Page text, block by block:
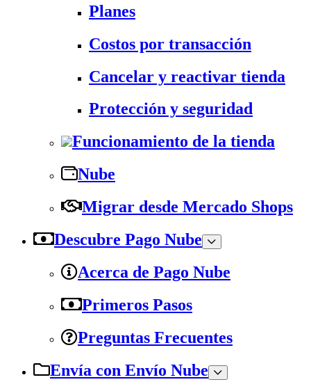
Planes
Costos por transacción
Cancelar y reactivar tienda
Protección y seguridad
Funcionamiento de la tienda
Nube
Migrar desde Mercado Shops
Descubre Pago Nube
Acerca de Pago Nube
Primeros Pasos
Preguntas Frecuentes
Envía con Envío Nube